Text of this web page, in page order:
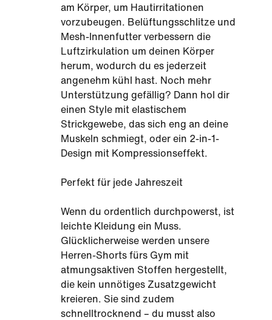
am Körper, um Hautirritationen
vorzubeugen. Belüftungsschlitze und
Mesh-Innenfutter verbessern die
Luftzirkulation um deinen Körper
herum, wodurch du es jederzeit
angenehm kühl hast. Noch mehr
Unterstützung gefällig? Dann hol dir
einen Style mit elastischem
Strickgewebe, das sich eng an deine
Muskeln schmiegt, oder ein 2-in-1-
Design mit Kompressionseffekt.
Perfekt für jede Jahreszeit
Wenn du ordentlich durchpowerst, ist
leichte Kleidung ein Muss.
Glücklicherweise werden unsere
Herren-Shorts fürs Gym mit
atmungsaktiven Stoffen hergestellt,
die kein unnötiges Zusatzgewicht
kreieren. Sie sind zudem
schnelltrocknend – du musst also